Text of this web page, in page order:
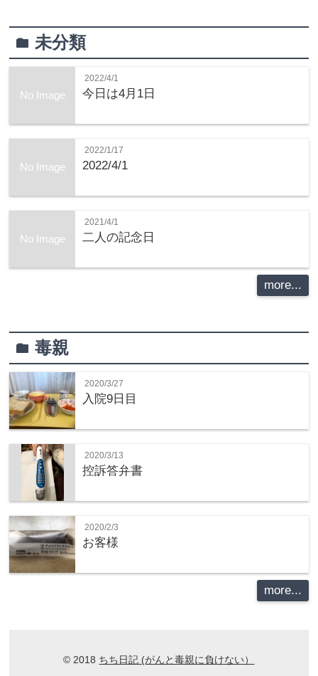
folder未分類
No Image
2022/4/1
今日は4月1日
No Image
2022/1/17
2022/4/1
No Image
2021/4/1
二人の記念日
more...
folder毒親
2020/3/27
入院9日目
2020/3/13
控訴答弁書
2020/2/3
お客様
more...
© 2018 ちち日記 (がんと毒親に負けない）